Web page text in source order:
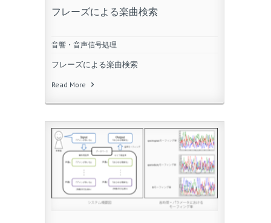
フレーズによる楽曲検索
音響・音声信号処理
フレーズによる楽曲検索
Read More